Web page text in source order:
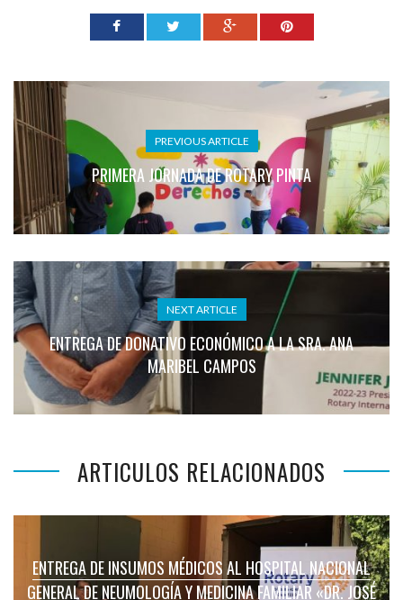
PREVIOUS ARTICLE
PRIMERA JORNADA DE ROTARY PINTA
NEXT ARTICLE
ENTREGA DE DONATIVO ECONÓMICO A LA SRA. ANA
MARIBEL CAMPOS
ARTICULOS RELACIONADOS
ENTREGA DE INSUMOS MÉDICOS AL HOSPITAL NACIONAL
GENERAL DE NEUMOLOGÍA Y MEDICINA FAMILIAR «DR. JOSÉ